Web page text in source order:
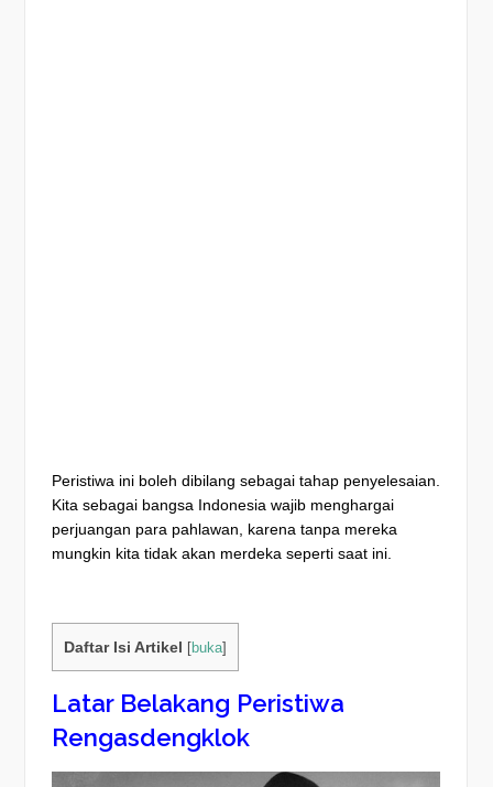
Peristiwa ini boleh dibilang sebagai tahap penyelesaian.
Kita sebagai bangsa Indonesia wajib menghargai
perjuangan para pahlawan, karena tanpa mereka
mungkin kita tidak akan merdeka seperti saat ini.
Daftar Isi Artikel buka]
Latar Belakang Peristiwa
Rengasdengklok